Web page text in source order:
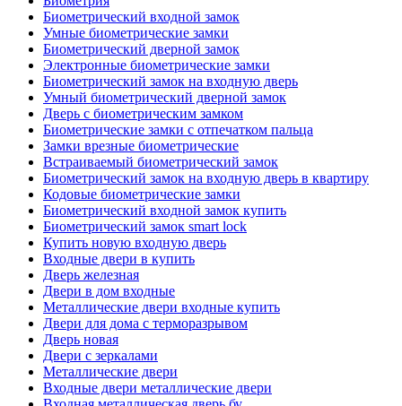
Биометрический входной замок
Умные биометрические замки
Биометрический дверной замок
Электронные биометрические замки
Биометрический замок на входную дверь
Умный биометрический дверной замок
Дверь с биометрическим замком
Биометрические замки с отпечатком пальца
Замки врезные биометрические
Встраиваемый биометрический замок
Биометрический замок на входную дверь в квартиру
Кодовые биометрические замки
Биометрический входной замок купить
Биометрический замок smart lock
Купить новую входную дверь
Входные двери в купить
Дверь железная
Двери в дом входные
Металлические двери входные купить
Двери для дома с терморазрывом
Дверь новая
Двери с зеркалами
Металлические двери
Входные двери металлические двери